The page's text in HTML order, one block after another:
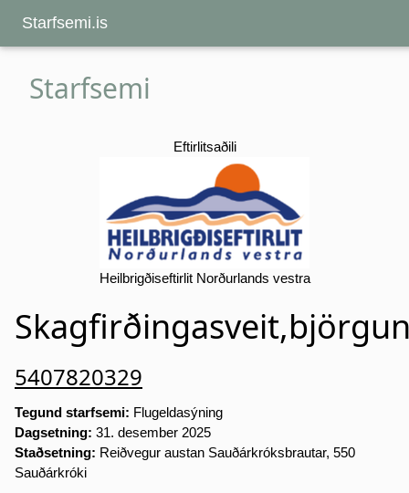
Starfsemi.is
Starfsemi
Eftirlitsaðili
Heilbrigðiseftirlit Norðurlands vestra
5407820329
Tegund starfsemi: Flugeldasýning
Dagsetning: 31. desember 2025
Staðsetning: Reiðvegur austan Sauðárkróksbrautar, 550
Sauðárkróki